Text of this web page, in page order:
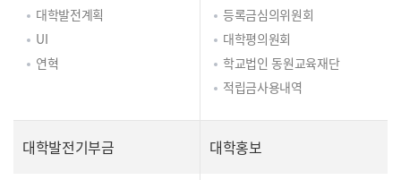
대학발전계획
UI
연혁
등록금심의위원회
대학평의원회
학교법인 동원교육재단
적립금사용내역
대학발전기부금 대학홍보